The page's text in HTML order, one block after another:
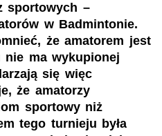
sportowych –
w Badmintonie.
że amatorem jest
ma wykupionej
się więc
że amatorzy
sportowy niż
tego turnieju była